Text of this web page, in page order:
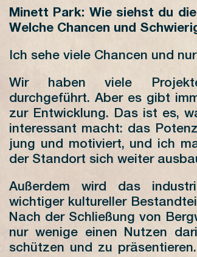
Minett Park: Wie siehst du
Welche Chancen und
Ich sehe viele Chancen und
Wir haben viele
durchgeführt. Aber es gibt
zur Entwicklung. Das ist es,
interessant macht: das
jung und motiviert, und ich
der Standort sich weiter
Außerdem wird das
wichtiger kultureller
Nach der Schließung von
nur wenige einen Nutzen
schützen und zu